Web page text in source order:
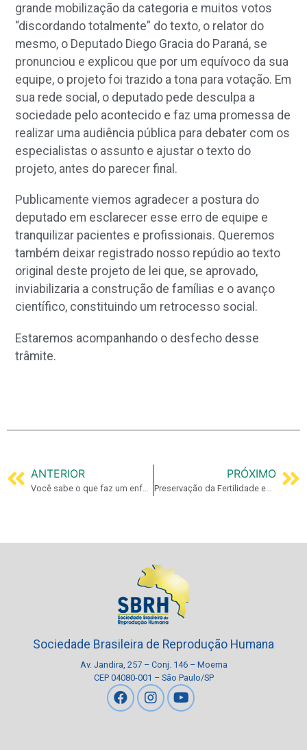
grande mobilização da categoria e muitos votos
“discordando totalmente” do texto, o relator do
mesmo, o Deputado Diego Gracia do Paraná, se
pronunciou e explicou que por um equívoco da sua
equipe, o projeto foi trazido a tona para votação. Em
sua rede social, o deputado pede desculpa a
sociedade pelo acontecido e faz uma promessa de
realizar uma audiência pública para debater com os
especialistas o assunto e ajustar o texto do
projeto, antes do parecer final.
Publicamente viemos agradecer a postura do
deputado em esclarecer esse erro de equipe e
tranquilizar pacientes e profissionais. Queremos
também deixar registrado nosso repúdio ao texto
original deste projeto de lei que, se aprovado,
inviabilizaria a construção de famílias e o avanço
científico, constituindo um retrocesso social.
Estaremos acompanhando o desfecho desse
trâmite.
ANTERIOR
Você sabe o que faz um enfermeiro de Reprodução Humana?
PRÓXIMO
Preservação da Fertilidade em Pacientes Oncológicos
Sociedade Brasileira de Reprodução Humana
Av. Jandira, 257 – Conj. 146 – Moema
CEP 04080-001 – São Paulo/SP